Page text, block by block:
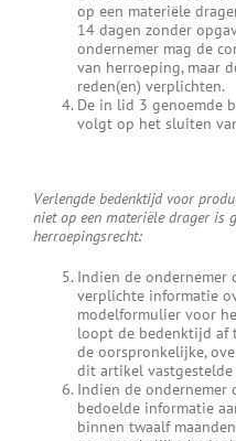
op een materiële
14 dagen zonder
ondernemer mag de
van herroeping, maar
reden(en) verplichten.
De in lid 3 genoemde
volgt op het sluiten
Verlengde bedenktijd voor
niet op een materiële drager is
herroepingsrecht:
Indien de ondernemer
verplichte informatie
modelformulier voor
loopt de bedenktijd af
de oorspronkelijke,
dit artikel
Indien de ondernemer
bedoelde informatie
binnen twaalf